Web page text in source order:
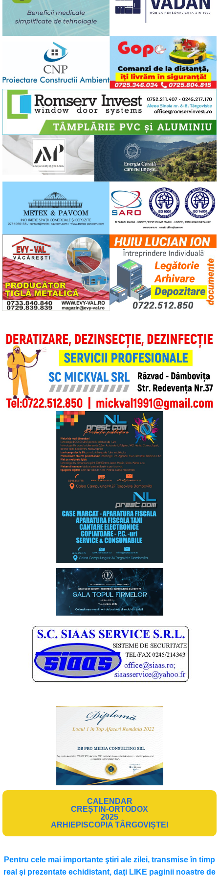
CALENDAR
CREȘTIN-ORTODOX
2025
ARHIEPISCOPIA TÂRGOVIȘTEI
Pentru cele mai importante ştiri ale zilei, transmise în timp
real şi prezentate echidistant, daţi LIKE paginii noastre de